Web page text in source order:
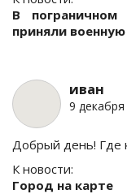
В пограничном
приняли военную
иван
9
Добрый день! Где
К новости:
Город на карте